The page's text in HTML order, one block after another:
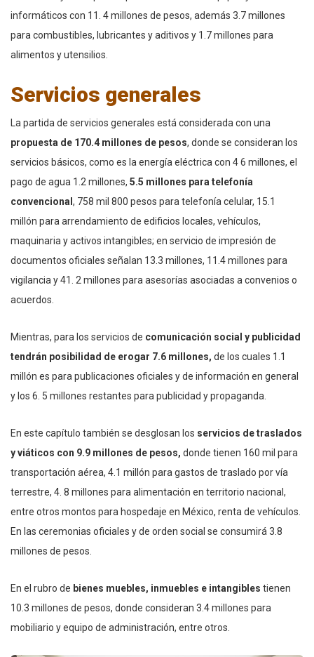
informáticos con 11. 4 millones de pesos, además 3.7 millones
para combustibles, lubricantes y aditivos y 1.7 millones para
alimentos y utensilios.
Servicios generales
La partida de servicios generales está considerada con una
propuesta de 170.4 millones de pesos, donde se consideran los
servicios básicos, como es la energía eléctrica con 4 6 millones, el
pago de agua 1.2 millones, 5.5 millones para telefonía
convencional , 758 mil 800 pesos para telefonía celular, 15.1
millón para arrendamiento de edificios locales, vehículos,
maquinaria y activos intangibles; en servicio de impresión de
documentos oficiales señalan 13.3 millones, 11.4 millones para
vigilancia y 41. 2 millones para asesorías asociadas a convenios o
acuerdos.
Mientras, para los servicios de comunicación social y publicidad
tendrán posibilidad de erogar 7.6 millones, de los cuales 1.1
millón es para publicaciones oficiales y de información en general
y los 6. 5 millones restantes para publicidad y propaganda.
En este capítulo también se desglosan los servicios de traslados
y viáticos con 9.9 millones de pesos, donde tienen 160 mil para
transportación aérea, 4.1 millón para gastos de traslado por vía
terrestre, 4. 8 millones para alimentación en territorio nacional,
entre otros montos para hospedaje en México, renta de vehículos.
En las ceremonias oficiales y de orden social se consumirá 3.8
millones de pesos.
En el rubro de bienes muebles, inmuebles e intangibles tienen
10.3 millones de pesos, donde consideran 3.4 millones para
mobiliario y equipo de administración, entre otros.